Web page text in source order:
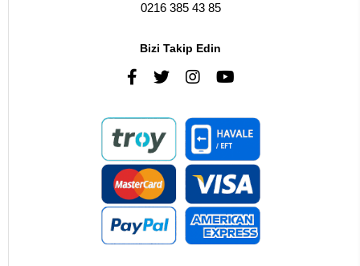
0216 385 43 85
Bizi Takip Edin